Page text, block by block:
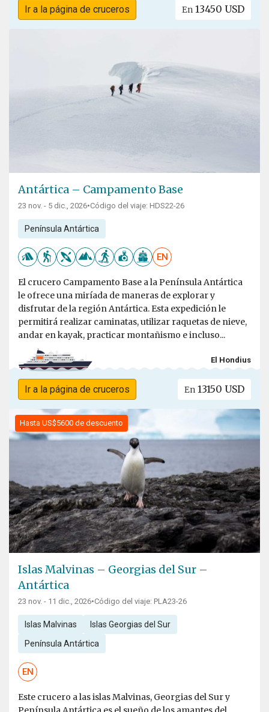
Ir a la página de cruceros En 13450 USD
Antártica – Campamento Base
23 nov. - 5 dic., 2026•Código del viaje: HDS22-26
Península Antártica
EN
El crucero Campamento Base a la Península Antártica
le ofrece una miríada de maneras de explorar y
disfrutar de la región Antártica. Esta expedición le
permitirá realizar caminatas, utilizar raquetas de nieve,
andar en kayak, practicar montañismo e incluso...
El Hondius
Ir a la página de cruceros En 13150 USD
Hasta US$5600 de descuento
Islas Malvinas – Georgias del Sur –
Antártica
23 nov. - 11 dic., 2026•Código del viaje: PLA23-26
Islas Malvinas Islas Georgias del Sur
Península Antártica
EN
Este crucero a las islas Malvinas, Georgias del Sur y